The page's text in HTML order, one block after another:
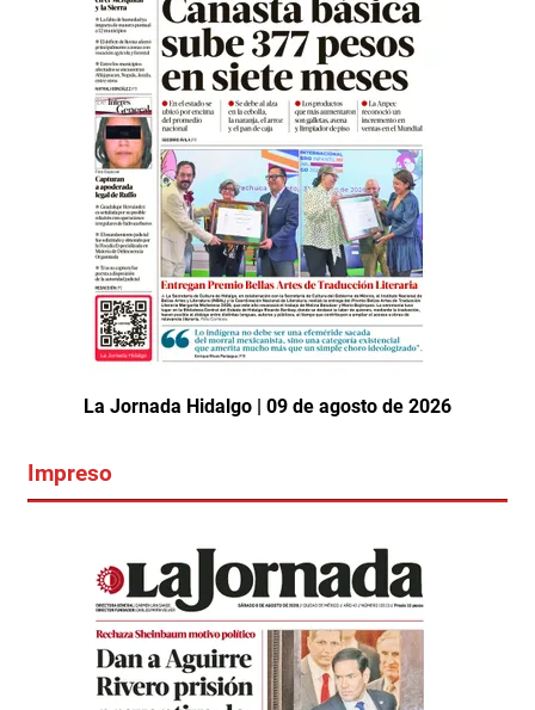
La Jornada Hidalgo | 09 de agosto de 2026
Impreso